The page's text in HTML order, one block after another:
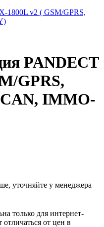
PANDECT
GPRS,
IMMO-
уточняйте у менеджера
только для интернет-
от цен в